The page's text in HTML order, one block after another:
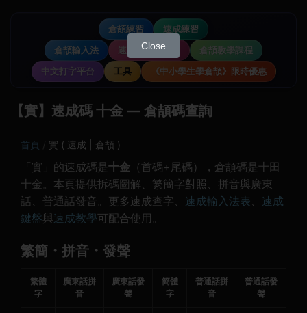
倉頡練習
速成練習
倉頡輸入法
速成輸入法教學
倉頡教學課程
中文打字平台
工具 《中小學生學倉頡》限時優惠
【實】速成碼 十金 — 倉頡碼查詢
首頁 實 ( 速成 | 倉頡 )
「實」的速成碼是 十金 （首碼+尾碼），倉頡碼是十田
十金。本頁提供拆碼圖解、繁簡字對照、拼音與廣東
話、普通話發音。更多速成查字、 速成輸入法表、 速成
鍵盤與速成教學可配合使用。
繁簡・拼音・發聲
繁體
字
廣東話拼
音
廣東話發
聲
簡體
字
普通話拼
音
普通話發
聲
Close